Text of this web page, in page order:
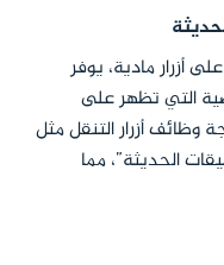
أزرار مادية، يوفر
التي تظهر على
أزرار التنقل مثل
الحديثة”، مما